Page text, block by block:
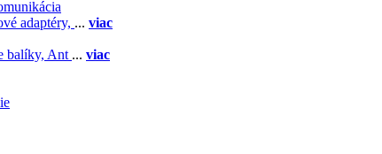
adaptéry, ... viac
balíky, Ant ... viac